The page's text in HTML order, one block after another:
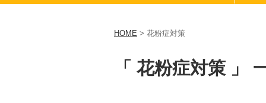
HOME > 花粉症対策
「 花粉症対策 」